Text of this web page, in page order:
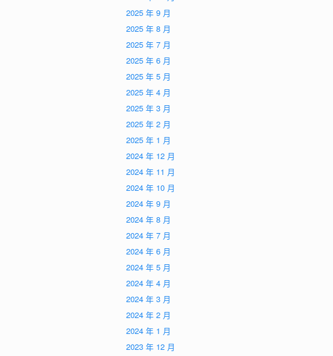
2025 年 9 月
2025 年 8 月
2025 年 7 月
2025 年 6 月
2025 年 5 月
2025 年 4 月
2025 年 3 月
2025 年 2 月
2025 年 1 月
2024 年 12 月
2024 年 11 月
2024 年 10 月
2024 年 9 月
2024 年 8 月
2024 年 7 月
2024 年 6 月
2024 年 5 月
2024 年 4 月
2024 年 3 月
2024 年 2 月
2024 年 1 月
2023 年 12 月